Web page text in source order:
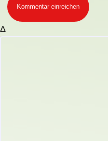
Kommentar einreichen
Δ